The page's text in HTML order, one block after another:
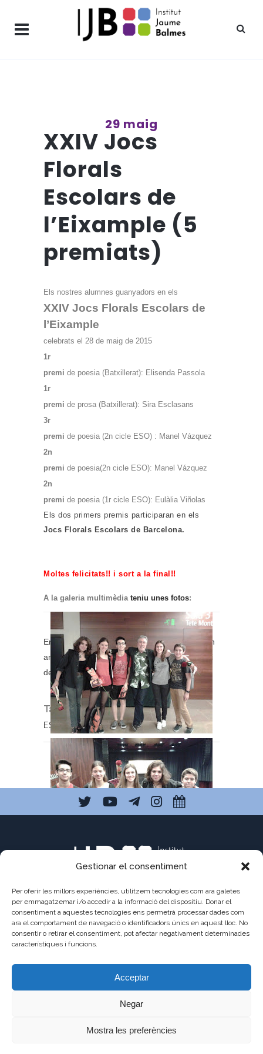
Gestionar el consentiment
Per oferir les millors experiències, utilitzem tecnologies com ara galetes
per emmagatzemar i/o accedir a la informació del dispositiu. Donar el
consentiment a aquestes tecnologies ens permetrà processar dades com
ara el comportament de navegació o identificadors únics en aquest lloc. No
consentir o retirar el consentiment, pot afectar negativament determinades
característiques i funcions.
Acceptar
Negar
Mostra les preferències
29 maig
XXIV Jocs
Florals
Escolars de
l’Eixample (5
premiats)
Els nostres alumnes guanyadors en els
XXIV Jocs Florals Escolars de
l’Eixample
celebrats el 28 de maig de 2015
1r
premi de poesia (Batxillerat): Elisenda Passola
1r
premi de prosa (Batxillerat): Sira Esclasans
3r
premi de poesia (2n cicle ESO) : Manel Vázquez
2n
premi de poesia(2n cicle ESO): Manel Vázquez
2n
premi de poesia (1r cicle ESO): Eulàlia Viñolas
Els dos primers premis participaran en els
Jocs Florals Escolars de Barcelona.
Moltes felicitats!! i sort a la final!!
A la galeria multimèdia teniu unes fotos:
En una de les fotos els nostres alumnes estan
amb l’escriptor Jordi Sierra i Fabra a l’Auditori
de Barcelona.
Tags: Batxillerat, BTX, Concursos,ESO,
ESO1
ESO2,Premis
C/ Pau Claris 121
08009 Barcelona
93 487 03 01